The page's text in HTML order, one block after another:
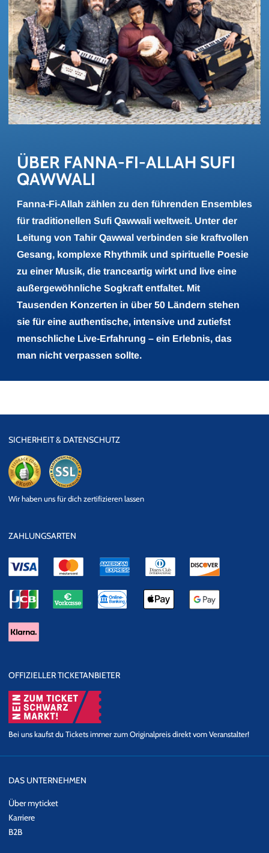
ÜBER FANNA-​FI-ALLAH SUFI
QAW­WA­LI
Fanna-Fi-Allah zählen zu den führenden Ensembles
für traditionellen Sufi Qawwali weltweit. Unter der
Leitung von Tahir Qawwal verbinden sie kraftvollen
Gesang, komplexe Rhythmik und spirituelle Poesie
zu einer Musik, die tranceartig wirkt und live eine
außergewöhnliche Sogkraft entfaltet. Mit
Tausenden Konzerten in über 50 Ländern stehen
sie für eine authentische, intensive und zutiefst
menschliche Live-Erfahrung – ein Erlebnis, das
man nicht verpassen sollte.
SICHERHEIT & DATENSCHUTZ
Datensicherheit
Wir haben uns für dich zertifizieren lassen
ZAHLUNGSARTEN
OFFIZIELLER TICKETANBIETER
Bei uns kaufst du Tickets immer zum Originalpreis direkt vom Veranstalter!
DAS UNTERNEHMEN
Über myticket
Karriere
B2B